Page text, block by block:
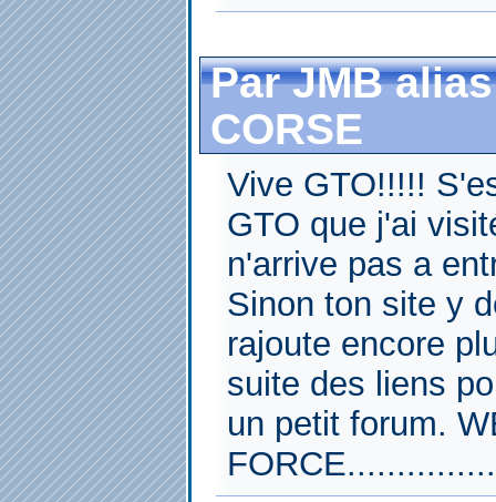
Par JMB
CORSE
Vive GTO!!!!!
GTO que j'ai
n'arrive pas a
Sinon ton site y
rajoute encore
suite des liens
un petit forum.